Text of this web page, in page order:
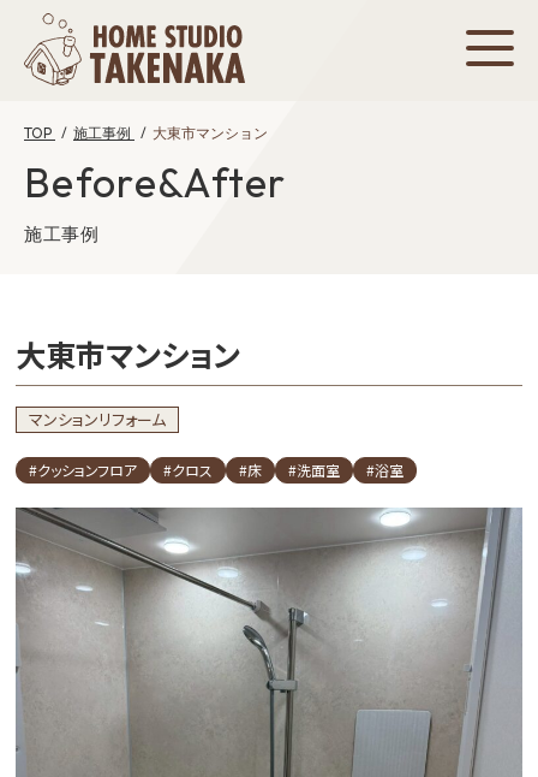
TOP 施工事例 大東市マンション
Before&After
施工事例
大東市マンション
マンションリフォーム
#クッションフロア #クロス #床 #洗面室 #浴室